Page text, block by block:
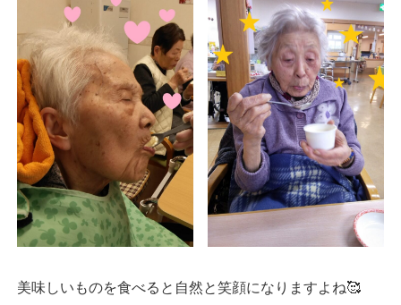
美味しいものを食べると自然と笑顔になりますよね🥰